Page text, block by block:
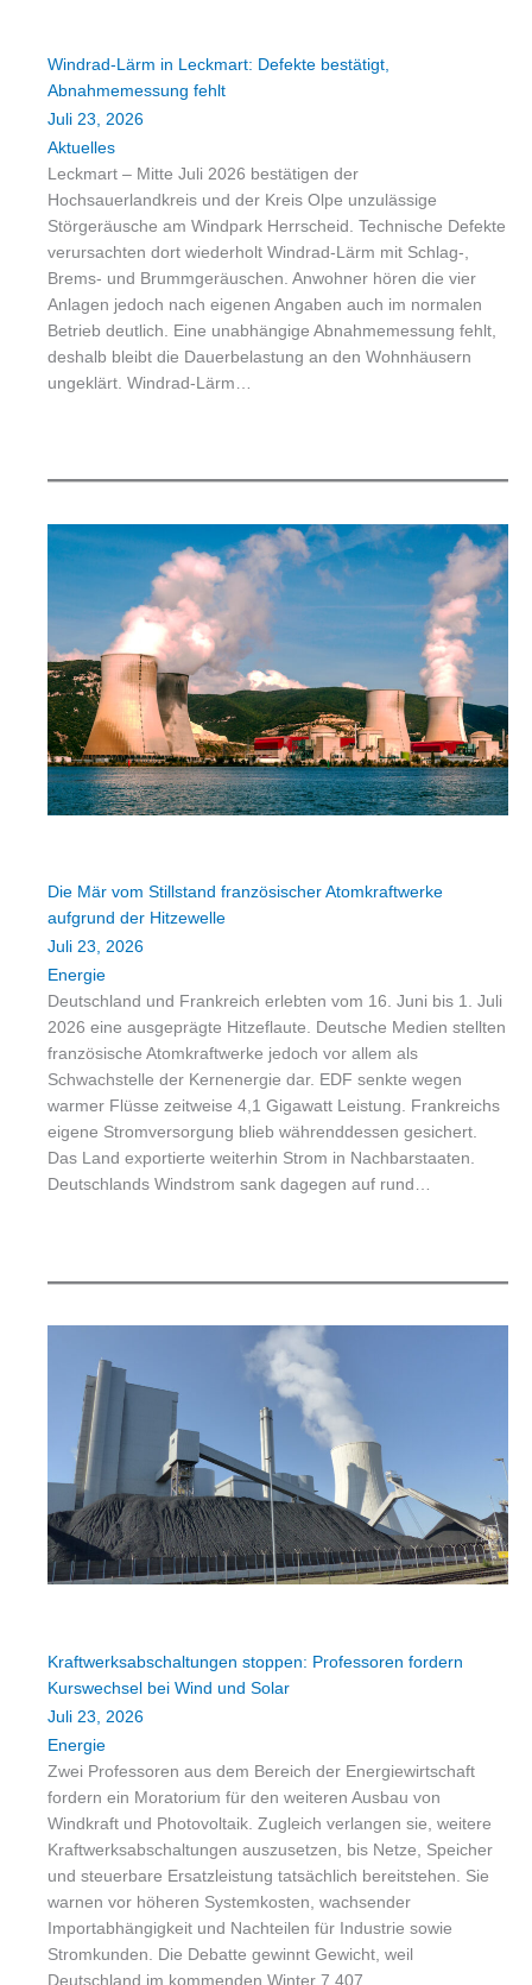
Windrad-Lärm in Leckmart: Defekte bestätigt,
Abnahmemessung fehlt
Juli 23, 2026
Aktuelles
Leckmart – Mitte Juli 2026 bestätigen der
Hochsauerlandkreis und der Kreis Olpe unzulässige
Störgeräusche am Windpark Herrscheid. Technische Defekte
verursachten dort wiederholt Windrad-Lärm mit Schlag-,
Brems- und Brummgeräuschen. Anwohner hören die vier
Anlagen jedoch nach eigenen Angaben auch im normalen
Betrieb deutlich. Eine unabhängige Abnahmemessung fehlt,
deshalb bleibt die Dauerbelastung an den Wohnhäusern
ungeklärt. Windrad-Lärm…
Die Mär vom Stillstand französischer Atomkraftwerke
aufgrund der Hitzewelle
Juli 23, 2026
Energie
Deutschland und Frankreich erlebten vom 16. Juni bis 1. Juli
2026 eine ausgeprägte Hitzeflaute. Deutsche Medien stellten
französische Atomkraftwerke jedoch vor allem als
Schwachstelle der Kernenergie dar. EDF senkte wegen
warmer Flüsse zeitweise 4,1 Gigawatt Leistung. Frankreichs
eigene Stromversorgung blieb währenddessen gesichert.
Das Land exportierte weiterhin Strom in Nachbarstaaten.
Deutschlands Windstrom sank dagegen auf rund…
Kraftwerksabschaltungen stoppen: Professoren fordern
Kurswechsel bei Wind und Solar
Juli 23, 2026
Energie
Zwei Professoren aus dem Bereich der Energiewirtschaft
fordern ein Moratorium für den weiteren Ausbau von
Windkraft und Photovoltaik. Zugleich verlangen sie, weitere
Kraftwerksabschaltungen auszusetzen, bis Netze, Speicher
und steuerbare Ersatzleistung tatsächlich bereitstehen. Sie
warnen vor höheren Systemkosten, wachsender
Importabhängigkeit und Nachteilen für Industrie sowie
Stromkunden. Die Debatte gewinnt Gewicht, weil
Deutschland im kommenden Winter 7.407…